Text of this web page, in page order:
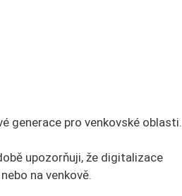
generace pro venkovské oblasti.
upozorňuji, že digitalizace
na venkově.